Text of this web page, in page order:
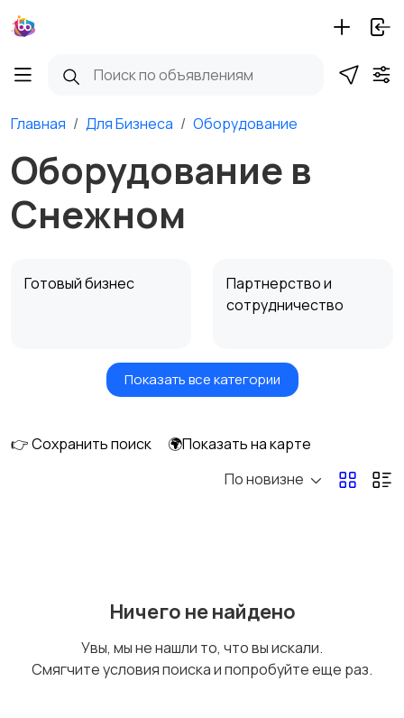
Главная Для Бизнеса Оборудование
Оборудование в
Снежном
Готовый бизнес
Партнерство и
сотрудничество
ОборудованиеПоказать все категории
👉 Сохранить поиск
🌍Показать на карте
По новизне
Ничего не найдено
Увы, мы не нашли то, что вы искали.
Смягчите условия поиска и попробуйте еще раз.